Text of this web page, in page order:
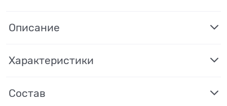
Описание
Характеристики
Состав